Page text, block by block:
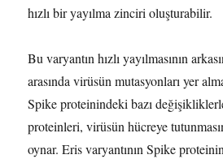
hızlı bir yayılma zinciri oluşturabilir.
Bu varyantın hızlı yayılmasının
arasında virüsün mutasyonları yer
Spike proteinindeki bazı
proteinleri, virüsün hücreye
oynar. Eris varyantının Spike